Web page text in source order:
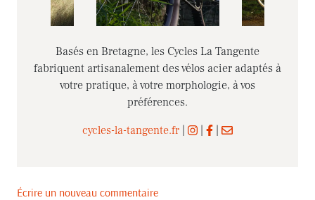
Basés en Bretagne, les Cycles La Tangente
fabriquent artisanalement des vélos acier adaptés à
votre pratique, à votre morphologie, à vos
préférences.
cycles-la-tangente.fr | | |
Écrire un nouveau commentaire